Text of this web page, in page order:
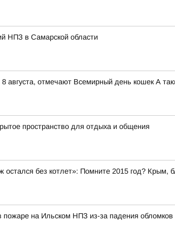
НПЗ в Самарской области
августа, отмечают Всемирный день кошек А
пространство для отдыха и общения
без котлет»: Помните 2015 год? Крым,
пожаре на Ильском НПЗ из-за падения